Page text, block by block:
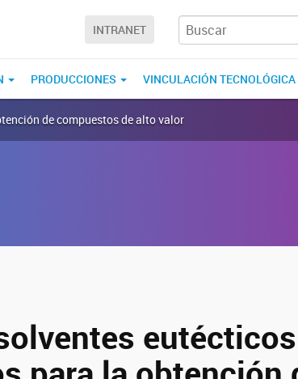
INTRANET
PRODUCCIONES VINCULACIÓN TECNOLÓGICA
de compuestos de alto valor